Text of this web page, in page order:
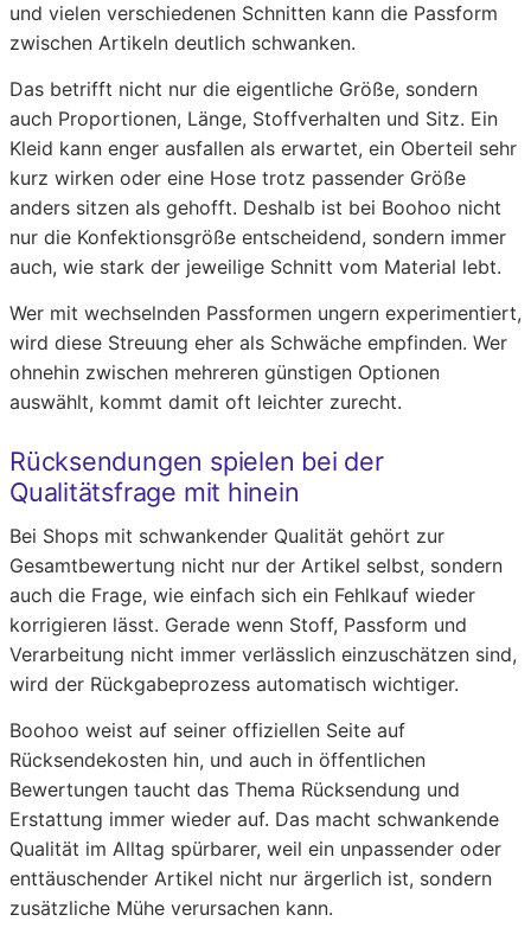
und vielen verschiedenen Schnitten kann die Passform
zwischen Artikeln deutlich schwanken.
Das betrifft nicht nur die eigentliche Größe, sondern
auch Proportionen, Länge, Stoffverhalten und Sitz. Ein
Kleid kann enger ausfallen als erwartet, ein Oberteil sehr
kurz wirken oder eine Hose trotz passender Größe
anders sitzen als gehofft. Deshalb ist bei Boohoo nicht
nur die Konfektionsgröße entscheidend, sondern immer
auch, wie stark der jeweilige Schnitt vom Material lebt.
Wer mit wechselnden Passformen ungern experimentiert,
wird diese Streuung eher als Schwäche empfinden. Wer
ohnehin zwischen mehreren günstigen Optionen
auswählt, kommt damit oft leichter zurecht.
Rücksendungen spielen bei der
Qualitätsfrage mit hinein
Bei Shops mit schwankender Qualität gehört zur
Gesamtbewertung nicht nur der Artikel selbst, sondern
auch die Frage, wie einfach sich ein Fehlkauf wieder
korrigieren lässt. Gerade wenn Stoff, Passform und
Verarbeitung nicht immer verlässlich einzuschätzen sind,
wird der Rückgabeprozess automatisch wichtiger.
Boohoo weist auf seiner offiziellen Seite auf
Rücksendekosten hin, und auch in öffentlichen
Bewertungen taucht das Thema Rücksendung und
Erstattung immer wieder auf. Das macht schwankende
Qualität im Alltag spürbarer, weil ein unpassender oder
enttäuschender Artikel nicht nur ärgerlich ist, sondern
zusätzliche Mühe verursachen kann.